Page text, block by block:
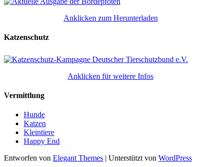
Anklicken zum Herunterladen
Katzenschutz
Anklicken für weitere Infos
Vermittlung
Hunde
Katzen
Kleintiere
Happy End
Entworfen von Elegant Themes | Unterstützt von WordPress